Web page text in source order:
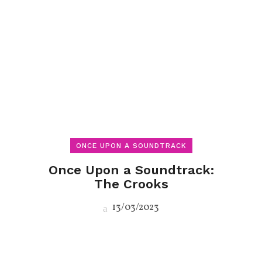
ONCE UPON A SOUNDTRACK
Once Upon a Soundtrack:
The Crooks
13/03/2023